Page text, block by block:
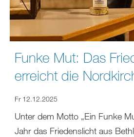
Funke Mut: Das
erreicht die
Fr 12.12.2025
Unter dem Motto „Ein Funke
Jahr das Friedenslicht aus